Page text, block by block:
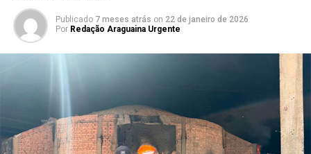
Publicado 7 meses atrás on 22 de janeiro de 2026
Por Redação Araguaina Urgente